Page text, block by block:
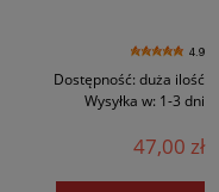
4.9
Dostępność: duża ilość
Wysyłka w: 1-3 dni
47,00 zł